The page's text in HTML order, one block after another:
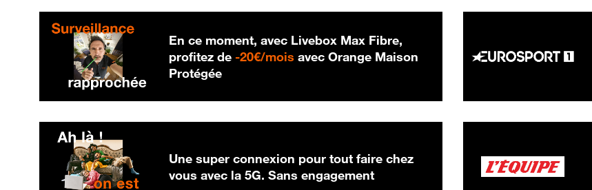
En ce moment, avec Livebox Max Fibre,
profitez de -20€/mois 20 € par mois
avec Orange Maison
Protégée
Une super connexion pour tout faire chez
vous avec la 5G. Sans engagement